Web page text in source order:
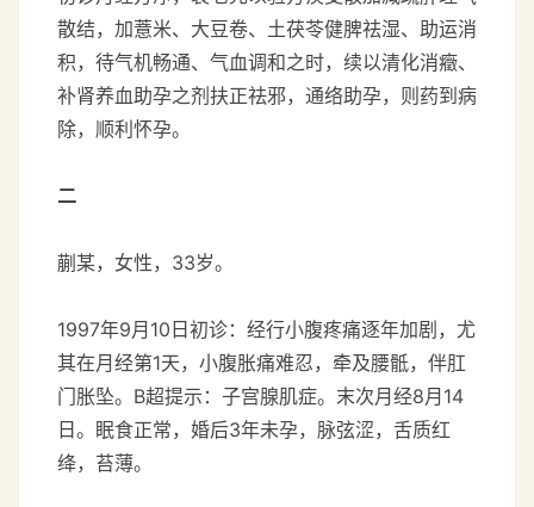
散结，加薏米、大豆卷、土茯苓健脾祛湿、助运消
积，待气机畅通、气血调和之时，续以清化消癥、
补肾养血助孕之剂扶正祛邪，通络助孕，则药到病
除，顺利怀孕。
二
蒯某，女性，33岁。
1997年9月10日初诊：经行小腹疼痛逐年加剧，尤
其在月经第1天，小腹胀痛难忍，牵及腰骶，伴肛
门胀坠。B超提示：子宫腺肌症。末次月经8月14
日。眠食正常，婚后3年未孕，脉弦涩，舌质红
绛，苔薄。